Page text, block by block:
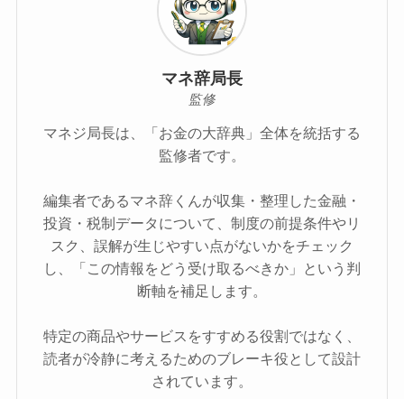
マネ辞局長
監修
マネジ局長は、「お金の大辞典」全体を統括する
監修者です。
編集者であるマネ辞くんが収集・整理した金融・
投資・税制データについて、制度の前提条件やリ
スク、誤解が生じやすい点がないかをチェック
し、「この情報をどう受け取るべきか」という判
断軸を補足します。
特定の商品やサービスをすすめる役割ではなく、
読者が冷静に考えるためのブレーキ役として設計
されています。